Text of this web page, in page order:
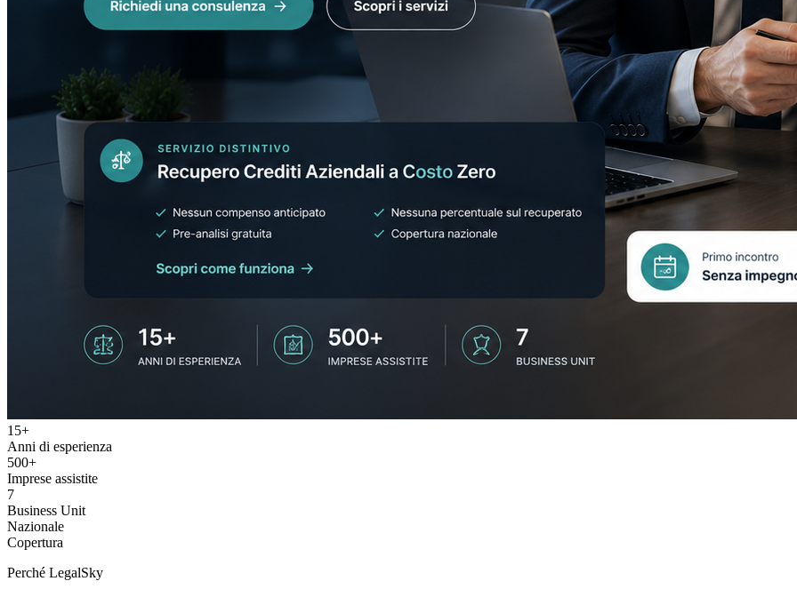
15+
Anni di esperienza
500+
Imprese assistite
7
Business Unit
Nazionale
Copertura
Perché LegalSky